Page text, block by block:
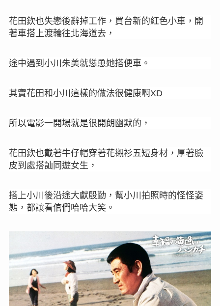
花田欽也失戀後辭掉工作，買台新的紅色小車，開
著車搭上渡輪往北海道去，
途中遇到小川朱美就慫恿她搭便車。
其實花田和小川這樣的做法很健康啊XD
所以電影一開場就是很開朗幽默的，
花田欽也戴著牛仔帽穿著花襯衫五短身材，厚著臉
皮到處搭訕同遊女生，
搭上小川後沿途大獻殷勤，幫小川拍照時的怪怪姿
態，都讓看倌們哈哈大笑。